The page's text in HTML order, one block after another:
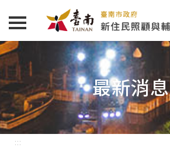
跳到主要內容區塊
最新消息
:::